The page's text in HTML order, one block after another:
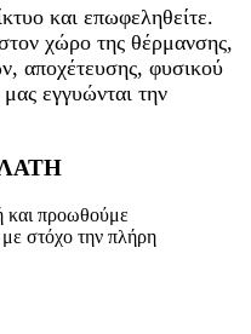
και επωφεληθείτε.
χώρο της θέρμανσης,
αποχέτευσης, φυσικού
εγγυώνται την
και προωθούμε
στόχο την πλήρη